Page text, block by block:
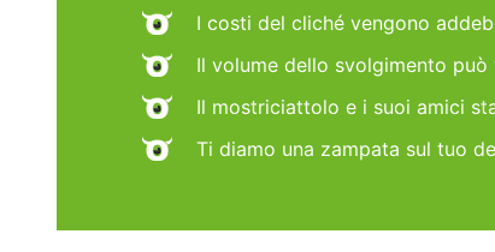
I costi del cliché vengono
Il volume dello svolgimento
Il mostriciattolo e i suoi amici
Ti diamo una zampata sul tuo